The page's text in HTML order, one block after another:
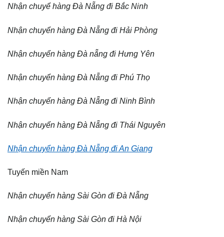
Nhận chuyể hàng Đà Nẵng đi Bắc Ninh
Nhận chuyển hàng Đà Nẵng đi Hải Phòng
Nhận chuyển hàng Đà nẵng đi Hưng Yên
Nhận chuyển hàng Đà Nẵng đi Phú Thọ
Nhận chuyển hàng Đà Nẵng đi Ninh Bình
Nhận chuyển hàng Đà Nẵng đi Thái Nguyên
Nhận chuyển hàng Đà Nẵng đi An Giang
Tuyến miền Nam
Nhận chuyển hàng Sài Gòn đi Đà Nẵng
Nhận chuyển hàng Sài Gòn đi Hà Nội